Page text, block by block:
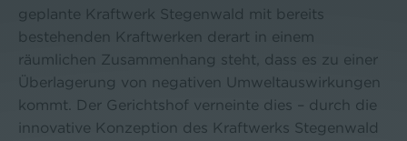
geplante Kraftwerk Stegenwald mit bereits
bestehenden Kraftwerken derart in einem
räumlichen Zusammenhang steht, dass es zu einer
Überlagerung von negativen Umweltauswirkungen
kommt. Der Gerichtshof verneinte dies – durch die
innovative Konzeption des Kraftwerks Stegenwald